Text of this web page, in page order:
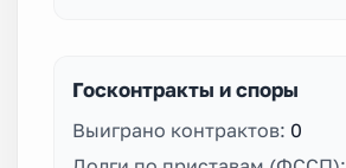
Госконтракты и споры
Выиграно контрактов: 0